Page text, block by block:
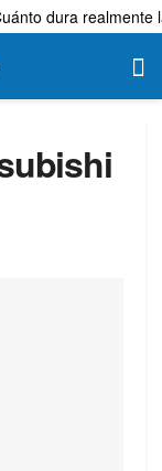
dura realmente